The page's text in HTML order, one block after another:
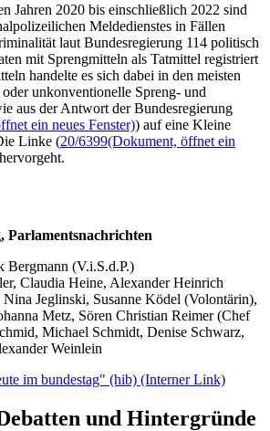
Jahren 2020 bis einschließlich 2022 sind
Meldedienstes in Fällen
laut Bundesregierung 114 politisch
mit Sprengmitteln als Tatmittel registriert
handelte es sich dabei in den meisten
unkonventionelle Spreng- und
aus der Antwort der Bundesregierung
ein neues Fenster)) auf eine Kleine
Linke (20/6399(Dokument, öffnet ein
Parlamentsnachrichten
Bergmann (V.i.S.d.P.)
Claudia Heine, Alexander Heinrich
Nina Jeglinski, Susanne Ködel (Volontärin),
Metz, Sören Christian Reimer (Chef
Michael Schmidt, Denise Schwarz,
Weinlein
im bundestag" (hib) (Interner Link)
und Hintergründe